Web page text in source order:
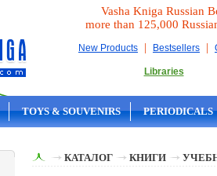
Vasha Kniga Russian
more than 125,000
New Products | Bestsellers |
Libraries
TOYS & SOUVENIRS PERIODICALS
КАТАЛОГ КНИГИ